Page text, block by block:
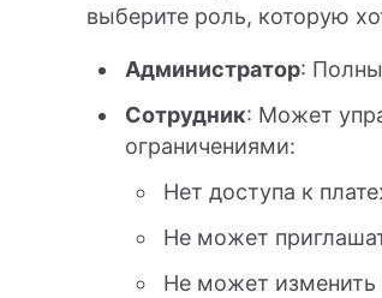
выберите роль, которую
Администратор:
Сотрудник: Может
ограничениями:
Нет доступа к
Не может
Не может изменить